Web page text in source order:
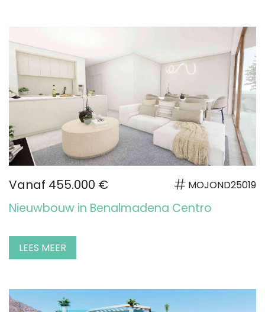
Vanaf 455.000 € MOJOND25019
Nieuwbouw in Benalmadena Centro
LEES MEER